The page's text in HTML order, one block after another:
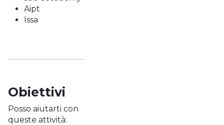
Aipt
Issa
Obiettivi
Posso aiutarti con
queste attività: